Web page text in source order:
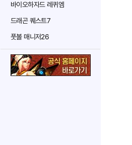
바이오하자드 레퀴엠
드래곤 퀘스트7
풋볼 매니저26